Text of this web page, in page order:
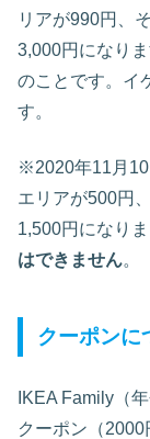
リアが990円、
3,000円になり
のことです。イ
す。
※2020年11月10
エリアが500円
1,500円になり
はできません。
クーポンに
IKEA Family（
クーポン（